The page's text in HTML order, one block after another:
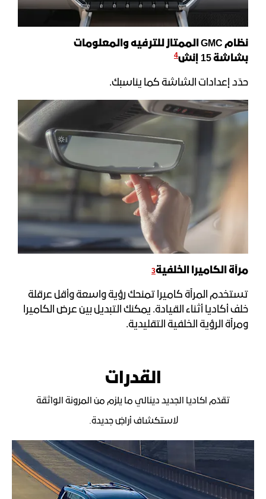
نظامGMCالممتاز للترفيه والمعلومات
بشاشة15 إنش4
حدّد إعدادات الشاشة كما يناسبك.
مرآة الكاميرا الخلفية3
تستخدم المرآة كاميرا تمنحك رؤية واسعة وأقل عرقلة
خلف أكاديا أثناء القيادة. يمكنك التبديل بين عرض الكاميرا
ومرآة الرؤية الخلفية التقليدية.
القدرات
تقدّم اكاديا الجديد دينالي ما يلزم من المرونة الواثقة
لاستكشاف أراضٍ جديدة.